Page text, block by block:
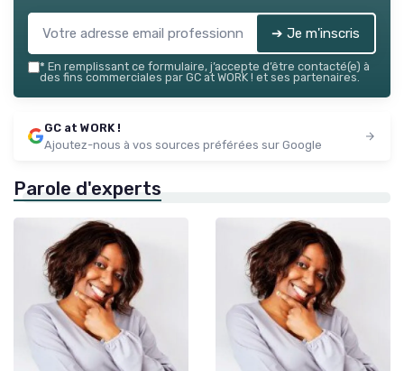
➔ Je m'inscris
* En remplissant ce formulaire, j’accepte d’être contacté(e) à
des fins commerciales par GC at WORK ! et ses partenaires.
GC at WORK !
Ajoutez-nous à vos sources préférées sur Google
Parole d'experts